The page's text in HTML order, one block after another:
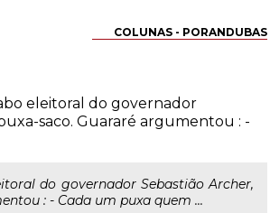
COLUNAS - PORANDUBAS
eleitoral do governador
saco. Guararé argumentou : -
do governador Sebastião Archer,
: - Cada um puxa quem ...